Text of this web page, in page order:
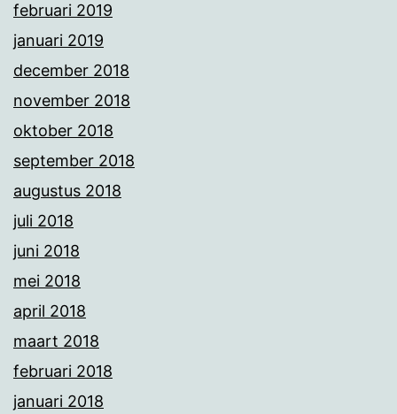
februari 2019
januari 2019
december 2018
november 2018
oktober 2018
september 2018
augustus 2018
juli 2018
juni 2018
mei 2018
april 2018
maart 2018
februari 2018
januari 2018